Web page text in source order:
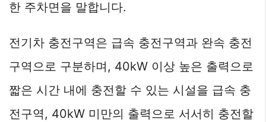
한 주차면을 말합니다.
전기차 충전구역은 급속 충전구역과 완속 충전
구역으로 구분하며, 40kW 이상 높은 출력으로
짧은 시간 내에 충전할 수 있는 시설을 급속 충
전구역, 40kW 미만의 출력으로 서서히 충전할